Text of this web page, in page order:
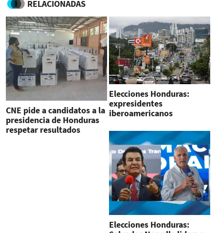
RELACIONADAS
CNE pide a candidatos a la
presidencia de Honduras
respetar resultados
Elecciones Honduras:
expresidentes
iberoamericanos
militar
Elecciones Honduras: